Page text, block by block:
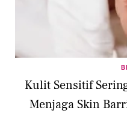
Kulit Sensitif
Menjaga Skin